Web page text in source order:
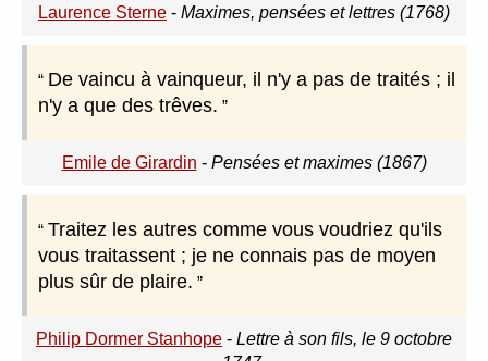
Laurence Sterne - Maximes, pensées et lettres (1768)
De vaincu à vainqueur, il n'y a pas de traités ; il
n'y a que des trêves.
Emile de Girardin - Pensées et maximes (1867)
Traitez les autres comme vous voudriez qu'ils
vous traitassent ; je ne connais pas de moyen
plus sûr de plaire.
Philip Dormer Stanhope - Lettre à son fils, le 9 octobre